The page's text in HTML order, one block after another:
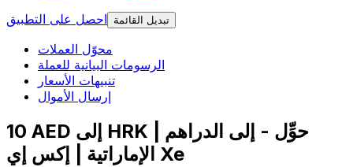
احصل على التطبيق
تبديل القائمة
محوّل العملات
الرسومات البيانية للعملة
تنبيهات الأسعار
إرسال الأموال
10 AED إلى HRK | حوِّل - إلى الدراهم
الإماراتية | إكس إي Xe